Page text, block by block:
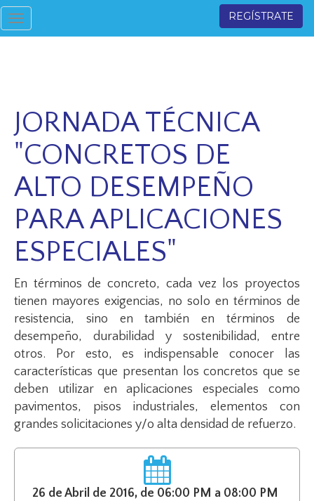
Toggle
navigation
REGÍSTRATE
JORNADA TÉCNICA
"CONCRETOS DE
ALTO DESEMPEÑO
PARA APLICACIONES
ESPECIALES"
En términos de concreto, cada vez los proyectos
tienen mayores exigencias, no solo en términos de
resistencia, sino en también en términos de
desempeño, durabilidad y sostenibilidad, entre
otros. Por esto, es indispensable conocer las
características que presentan los concretos que se
deben utilizar en aplicaciones especiales como
pavimentos, pisos industriales, elementos con
grandes solicitaciones y/o alta densidad de refuerzo.
26 de Abril de 2016, de 06:00 PM a 08:00 PM